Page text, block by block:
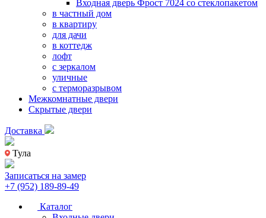
Входная дверь Фрост 7024 со стеклопакетом
в частный дом
в квартиру
для дачи
в коттедж
лофт
с зеркалом
уличные
с терморазрывом
Межкомнатные двери
Скрытые двери
Доставка
Тула
Записаться на замер
+7 (952) 189-89-49
Каталог